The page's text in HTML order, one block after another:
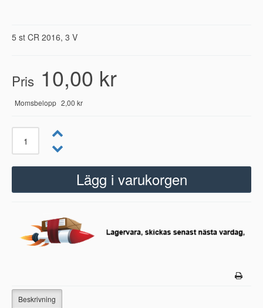
5 st CR 2016, 3 V
Pris 10,00 kr
Momsbelopp 2,00 kr
Beskrivning